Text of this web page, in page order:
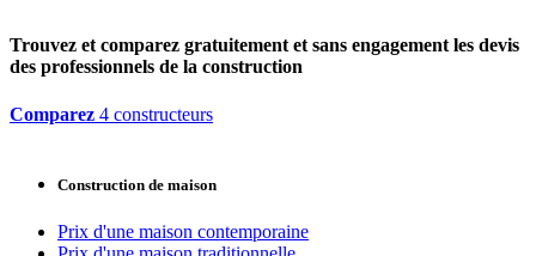
Trouvez et comparez gratuitement et sans engagement les devis
des professionnels de la construction
Comparez 4 constructeurs
Construction de maison
Prix d'une maison contemporaine